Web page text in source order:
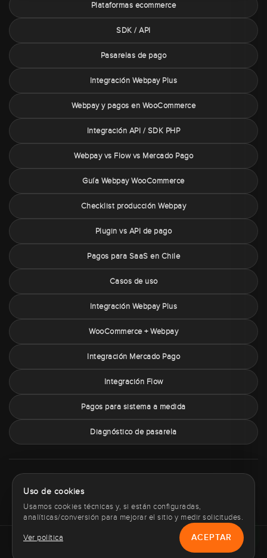
Plataformas ecommerce
SDK / API
Pasarelas de pago
Integración Webpay Plus
Webpay y pagos en WooCommerce
Integración API / SDK PHP
Webpay vs Flow vs Mercado Pago
Guía Webpay WooCommerce
Checklist producción Webpay
Plugin vs API de pago
Pagos para SaaS en Chile
Casos de uso
Integración Webpay Plus
WooCommerce + Webpay
Integración Mercado Pago
Integración Flow
Pagos para sistema a medida
Diagnóstico de pasarela
Política de cookies
Copyright © 2012 - 2026 PaymentChile.cl. Todos los derechos
Uso de cookies
Usamos cookies técnicas y, si están configuradas,
analíticas/conversión para mejorar el sitio y medir solicitudes.
Ver política ACEPTAR